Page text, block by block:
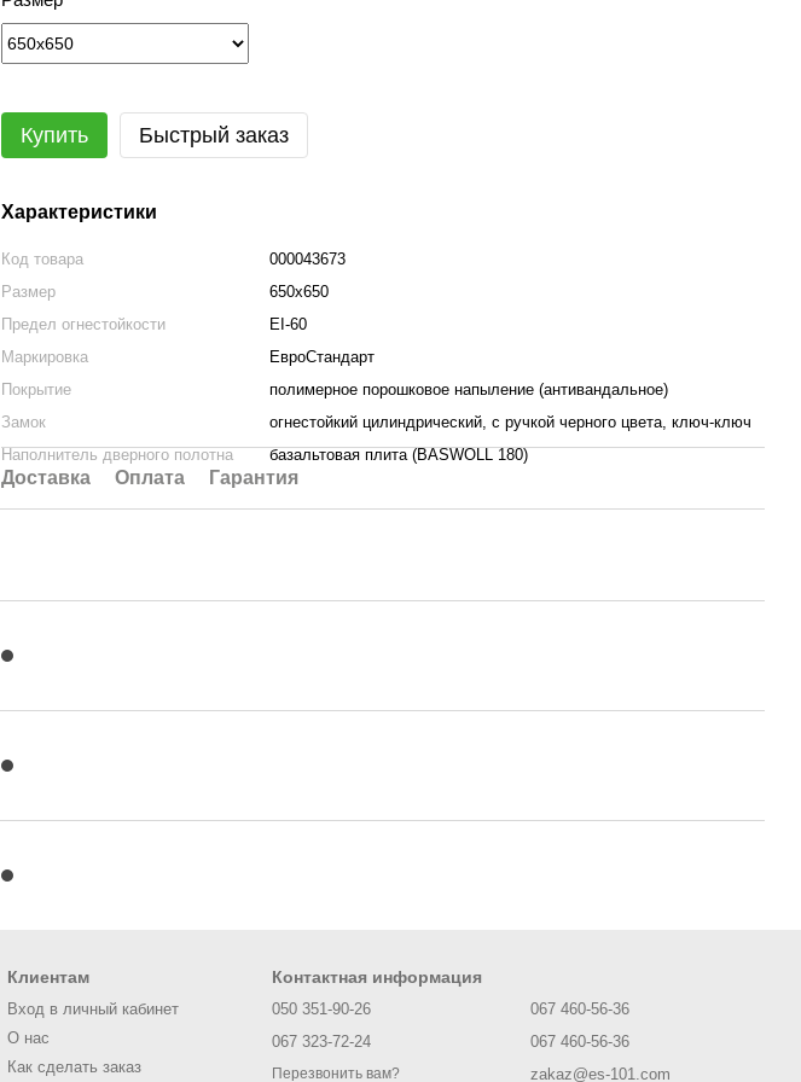
Купить Быстрый заказ
Характеристики
Код товара
000043673
Размер
650х650
Предел огнестойкости
ЕІ-60
Маркировка
ЕвроСтандарт
Покрытие
полимерное порошковое напыление (антивандальное)
Замок
огнестойкий цилиндрический, с ручкой черного цвета, ключ-ключ
Наполнитель дверного полотна
базальтовая плита (BASWOLL 180)
Доставка Оплата Гарантия
Клиентам
Вход в личный кабинет
О нас
Как сделать заказ
Контактная информация
050 351-90-26
067 323-72-24
Перезвонить вам?
067 460-56-36
067 460-56-36
zakaz@es-101.com